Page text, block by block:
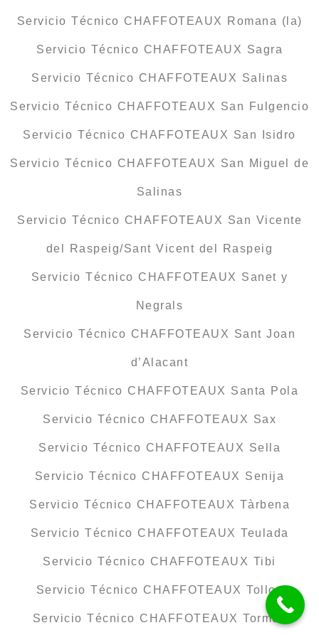
Servicio Técnico CHAFFOTEAUX Romana (la)
Servicio Técnico CHAFFOTEAUX Sagra
Servicio Técnico CHAFFOTEAUX Salinas
Servicio Técnico CHAFFOTEAUX San Fulgencio
Servicio Técnico CHAFFOTEAUX San Isidro
Servicio Técnico CHAFFOTEAUX San Miguel de
Salinas
Servicio Técnico CHAFFOTEAUX San Vicente
del Raspeig/Sant Vicent del Raspeig
Servicio Técnico CHAFFOTEAUX Sanet y
Negrals
Servicio Técnico CHAFFOTEAUX Sant Joan
d’Alacant
Servicio Técnico CHAFFOTEAUX Santa Pola
Servicio Técnico CHAFFOTEAUX Sax
Servicio Técnico CHAFFOTEAUX Sella
Servicio Técnico CHAFFOTEAUX Senija
Servicio Técnico CHAFFOTEAUX Tàrbena
Servicio Técnico CHAFFOTEAUX Teulada
Servicio Técnico CHAFFOTEAUX Tibi
Servicio Técnico CHAFFOTEAUX Tollos
Servicio Técnico CHAFFOTEAUX Tormos